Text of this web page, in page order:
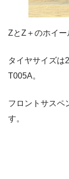
ZとZ＋のホイー
タイヤサイズは
T005A。
フロントサスペ
す。